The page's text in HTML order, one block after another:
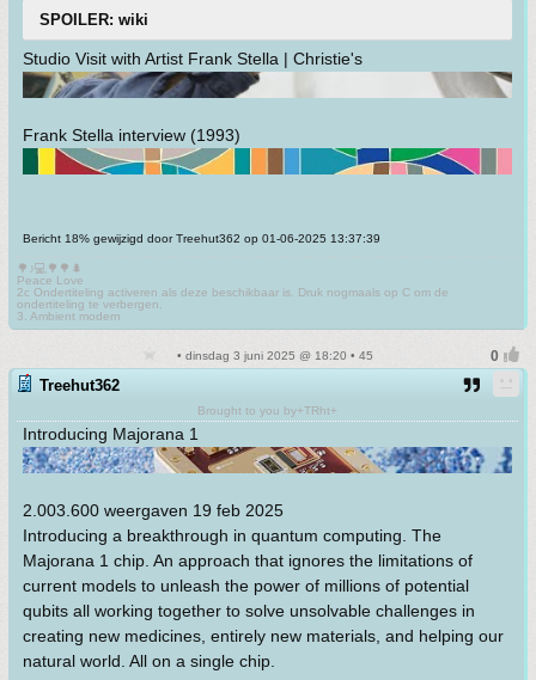
SPOILER: wiki
Studio Visit with Artist Frank Stella | Christie's
Frank Stella interview (1993)
Bericht 18% gewijzigd door Treehut362 op 01-06-2025 13:37:39
🌳♪💻🌳🌳🌲
Peace Love
2c Ondertiteling activeren als deze beschikbaar is. Druk nogmaals op C om de
ondertiteling te verbergen.
3. Ambient modern
• dinsdag 3 juni 2025 @ 18:20 • 45
Treehut362
Brought to you by+TRht+
Introducing Majorana 1
2.003.600 weergaven 19 feb 2025
Introducing a breakthrough in quantum computing. The
Majorana 1 chip. An approach that ignores the limitations of
current models to unleash the power of millions of potential
qubits all working together to solve unsolvable challenges in
creating new medicines, entirely new materials, and helping our
natural world. All on a single chip.